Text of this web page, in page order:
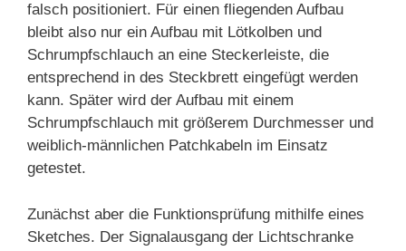
falsch positioniert. Für einen fliegenden Aufbau
bleibt also nur ein Aufbau mit Lötkolben und
Schrumpfschlauch an eine Steckerleiste, die
entsprechend in des Steckbrett eingefügt werden
kann. Später wird der Aufbau mit einem
Schrumpfschlauch mit größerem Durchmesser und
weiblich-männlichen Patchkabeln im Einsatz
getestet.
Zunächst aber die Funktionsprüfung mithilfe eines
Sketches. Der Signalausgang der Lichtschranke